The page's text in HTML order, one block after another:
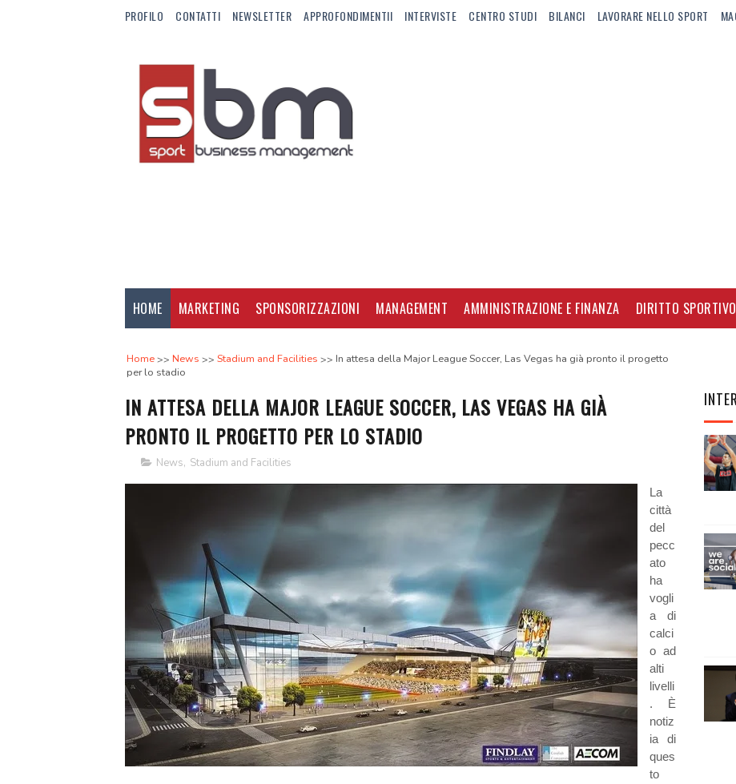
PROFILO CONTATTI NEWSLETTER APPROFONDIMENTII INTERVISTE CENTRO STUDI BILANCI LAVORARE NELLO SPORT
HOME MARKETING SPONSORIZZAZIONI MANAGEMENT AMMINISTRAZIONE E FINANZA DIRITTO SPORTIVO
Home News Stadium and Facilities
In attesa della Major League Soccer, Las Vegas ha già pronto il progetto
per lo stadio
IN ATTESA DELLA MAJOR LEAGUE SOCCER, LAS VEGAS HA GIÀ
PRONTO IL PROGETTO PER LO STADIO
News, Stadium and Facilities
La
città
del
pecc
ato
ha
vogli
a di
calci
o ad
alti
livelli
. È
notiz
ia di
ques
to